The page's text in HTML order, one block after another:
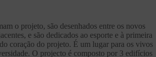
o projeto, são desenhados entre os novos
e são dedicados ao esporte e à primeira
coração do projeto. É um lugar para os vivos
O projecto é composto por 3 edifícios